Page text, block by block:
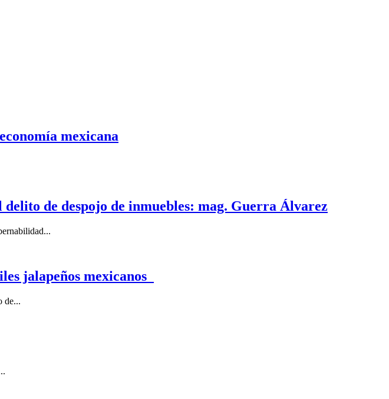
mexicana
de despojo de inmuebles: mag. Guerra Álvarez
jalapeños mexicanos
de...